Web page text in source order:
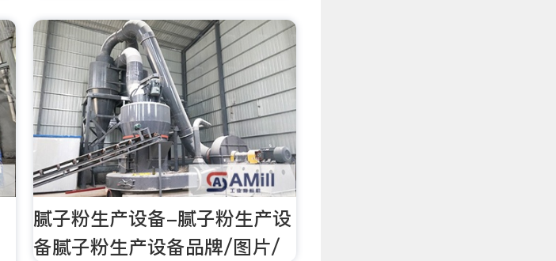
腻子粉生产设备-腻子粉生产设
备腻子粉生产设备品牌/图片/